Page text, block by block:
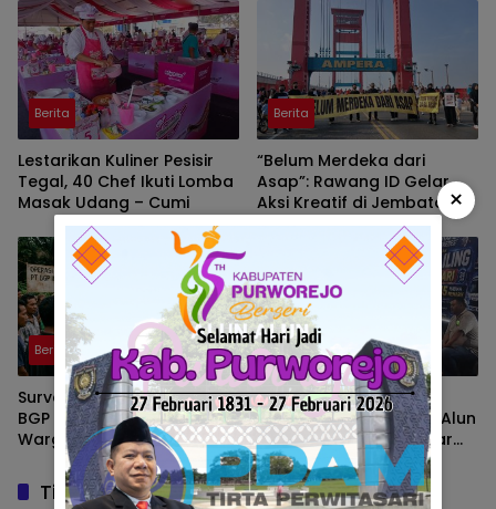
Jumadil Kubro dan Wali
Songo
Berita
Lestarikan Kuliner Pesisir
Tegal, 40 Chef Ikuti Lomba
Masak Udang – Cumi
Berita
“Belum Merdeka dari
Asap”: Rawang ID Gelar
Aksi Kreatif di Jembatan
Ampera
Berita
Survei Seismik 3 D Peony PT.
BGP Indonesia Cari Minyak,
Warga Cari Kerja Tidak
Dapat
Berita
Polantas Brebes Buka
Layanan SIM Keliling di Alun
Alun, Polisi : Gelar Nobar
Kalau Ada Pertandingan
AFF
Tinggalkan Balasan
×